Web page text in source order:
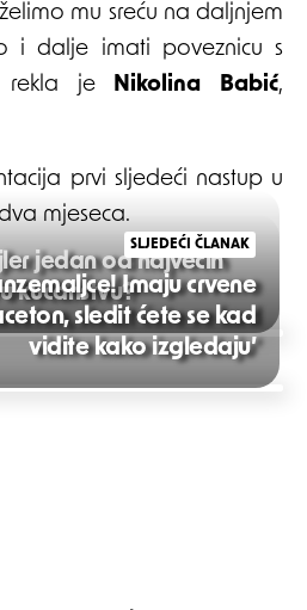
mu sreću na daljnjem
i dalje imati poveznicu s
rekla je Nikolina Babić,
prvi sljedeći nastup u
mjeseca.
jedan od najvećih
kućanstvu?
SLJEDEĆI ČLANAK
Imaju crvene
sledit ćete se kad
vidite kako izgledaju’